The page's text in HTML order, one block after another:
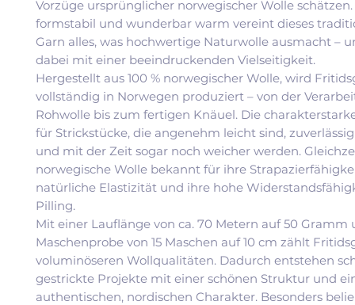
Vorzüge ursprünglicher norwegischer Wolle schätzen.
formstabil und wunderbar warm vereint dieses
Garn alles, was hochwertige Naturwolle ausmacht –
dabei mit einer beeindruckenden Vielseitigkeit.
Hergestellt aus 100 % norwegischer Wolle, wird
vollständig in Norwegen produziert – von der
Rohwolle bis zum fertigen Knäuel. Die
für Strickstücke, die angenehm leicht sind,
und mit der Zeit sogar noch weicher werden.
norwegische Wolle bekannt für ihre
natürliche Elastizität und ihre hohe
Pilling.
Mit einer Lauflänge von ca. 70 Metern auf 50 Gramm
Maschenprobe von 15 Maschen auf 10 cm zählt
voluminöseren Wollqualitäten. Dadurch entstehen
gestrickte Projekte mit einer schönen Struktur und
authentischen, nordischen Charakter. Besonders